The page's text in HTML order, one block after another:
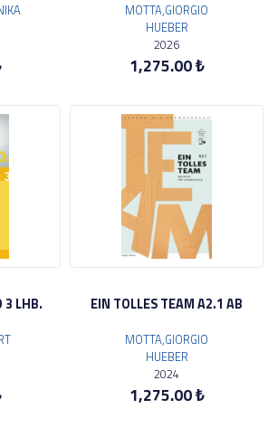
MOTTA,GIORGIO
HUEBER
2026
1,275.00 ₺
3 LHB. EIN TOLLES TEAM A2.1 AB
MOTTA,GIORGIO
HUEBER
2024
1,275.00 ₺